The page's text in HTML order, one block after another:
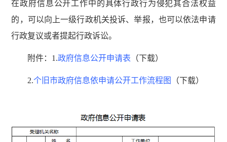
在政府信息公开工作中的具体行政行为侵犯其合法权益
的，可以向上一级行政机关投诉、举报，也可以依法申请
行政复议或者提起行政诉讼。
附件：1.政府信息公开申请表 （下载）
2.个旧市政府信息依申请公开工作流程图 （下载）